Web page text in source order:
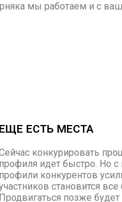
мы работаем и с
ЕЩЕ ЕСТЬ МЕСТА
конкурировать
профиля идет быстро. Но
профили конкурентов
становится
Продвигаться позже